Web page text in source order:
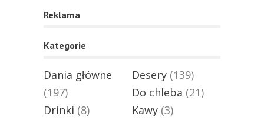
Reklama
Kategorie
Dania główne
(197)
Desery (139)
Do chleba (21)
Drinki (8) Kawy (3)